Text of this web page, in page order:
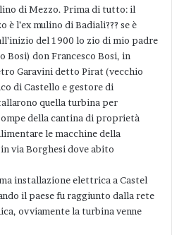
quale l’Associazione si
che ancora per lunghi
toccare è quello dei vettori che
Bolognese.
la stazione Fs. Come
stata ristrutturata
treno-bici, con una
Sarebbe interessante
Quando sarà
una buona cosa
stazione potrà partire
t
t
o
:
di Mezzo. Prima di tutto: il
è l’ex mulino di Badiali??? se è
del 1900 lo zio di mio padre
Bosi) don Francesco Bosi, in
Garavini detto Pirat (vecchio
di Castello e gestore di
quella turbina per
della cantina di proprietà
le macchine della
via Borghesi dove abito
installazione elettrica a Castel
il paese fu raggiunto dalla rete
ovviamente la turbina venne